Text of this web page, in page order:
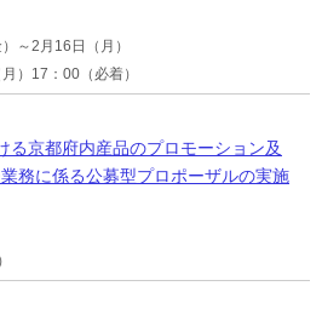
～2月16日（月）
）17：00（必着）
京都府内産品のプロモーション及
務に係る公募型プロポーザルの実施